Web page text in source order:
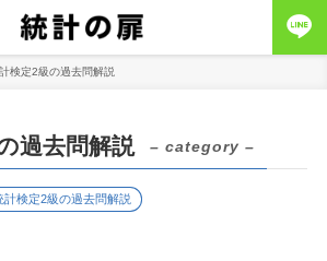
検定2級の過去問解説
過去問解説 – category –
計検定2級の過去問解説